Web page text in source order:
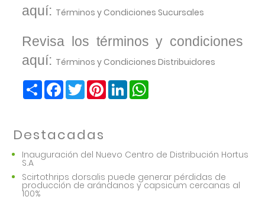
aquí: Términos y Condiciones Sucursales
Revisa los términos y condiciones
aquí: Términos y Condiciones Distribuidores
ShareFacebook
TwitterPinterest
LinkedIn
Destacadas
Inauguración del Nuevo Centro de Distribución Hortus
S.A
Scirtothrips dorsalis puede generar pérdidas de
producción de arándanos y capsicum cercanas al
100%